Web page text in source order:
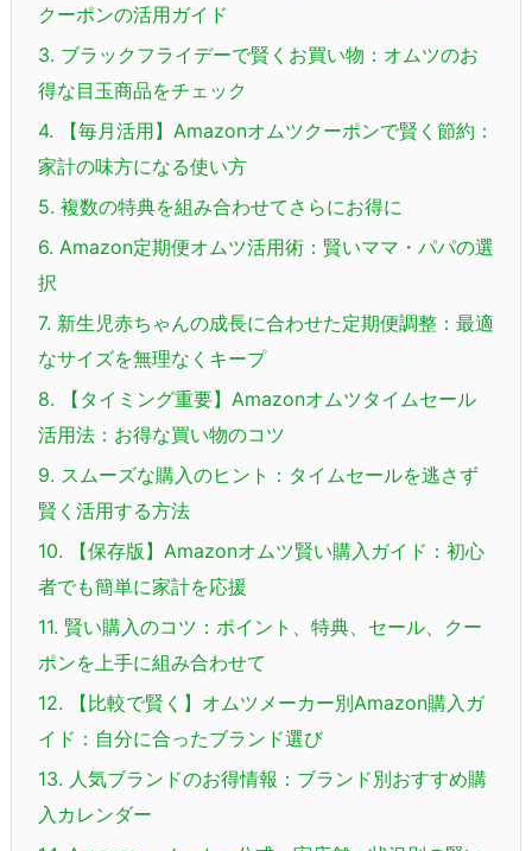
クーポンの活用ガイド
3. ブラックフライデーで賢くお買い物：オムツのお
得な目玉商品をチェック
4. 【毎月活用】Amazonオムツクーポンで賢く節約：
家計の味方になる使い方
5. 複数の特典を組み合わせてさらにお得に
6. Amazon定期便オムツ活用術：賢いママ・パパの選
択
7. 新生児赤ちゃんの成長に合わせた定期便調整：最適
なサイズを無理なくキープ
8. 【タイミング重要】Amazonオムツタイムセール
活用法：お得な買い物のコツ
9. スムーズな購入のヒント：タイムセールを逃さず
賢く活用する方法
10. 【保存版】Amazonオムツ賢い購入ガイド：初心
者でも簡単に家計を応援
11. 賢い購入のコツ：ポイント、特典、セール、クー
ポンを上手に組み合わせて
12. 【比較で賢く】オムツメーカー別Amazon購入ガ
イド：自分に合ったブランド選び
13. 人気ブランドのお得情報：ブランド別おすすめ購
入カレンダー